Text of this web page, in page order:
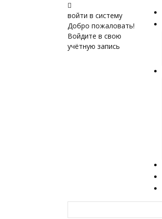
войти в систему
Добро пожаловать!
Войдите в свою
учётную запись